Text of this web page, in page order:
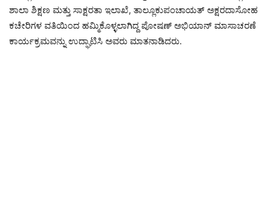
ಶಾಲಾ ಶಿಕ್ಷಣ ಮತ್ತು ಸಾಕ್ಷರತಾ ಇಲಾಖೆ, ತಾಲ್ಲೂಕುಪಂಚಾಯತ್ ಅಕ್ಷರದಾಸೋಹ
ಕಚೇರಿಗಳ ವತಿಯಿಂದ ಹಮ್ಮಿಕೊಳ್ಳಲಾಗಿದ್ದ ಪೋಷಣ್ ಅಭಿಯಾನ್ ಮಾಸಾಚರಣೆ
ಕಾರ್ಯಕ್ರಮವನ್ನು ಉದ್ಘಾಟಿಸಿ ಅವರು ಮಾತನಾಡಿದರು.